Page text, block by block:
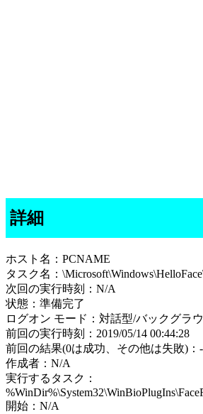
詳細
ホスト名：PCNAME
タスク名：
次回の実行時刻：N/A
状態：準備完了
ログオン モード：対話型/バックグラ
前回の実行時刻：2019/05/14 00:44:28
前回の結果(0は成功、その他は失敗)：-
作成者：N/A
実行するタスク：
開始：N/A